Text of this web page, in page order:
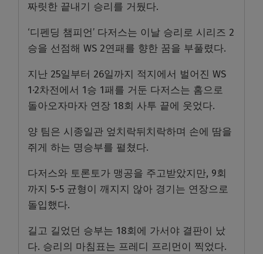
짜릿한 끝내기 승리를 거뒀다.
‘디펜딩 챔피언’ 다저스는 이날 승리로 시리즈 2
승을 선점해 WS 2연패를 향한 꿈을 부풀렸다.
지난 25일부터 26일까지 적지에서 벌어진 WS
1·2차전에서 1승 1패를 거둔 다저스는 홈으로
돌아오자마자 연장 18회 사투 끝에 웃었다.
양 팀은 시종일관 엎치락뒤치락하며 손에 땀을
쥐게 하는 명승부를 펼쳤다.
다저스와 토론토가 맹공을 주고받았지만, 9회
까지 5-5 균형이 깨지지 않아 경기는 연장으로
돌입했다.
길고 길었던 승부는 18회에 가서야 결판이 났
다. 승리의 마침표는 프레디 프리먼이 찍었다.